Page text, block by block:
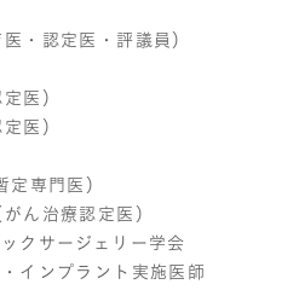
・認定医・評議員）
医）
医）
定専門医）
ん治療認定医）
クサージェリー学会
インプラント実施医師